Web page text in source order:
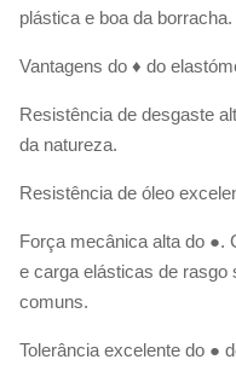
plástica e boa da borracha.
Vantagens do ♦ do
Resistência de desgaste
da natureza.
Resistência de óleo
Força mecânica alta do ●.
e carga elásticas de
comuns.
Tolerância excelente do ●